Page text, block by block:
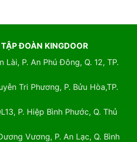
ĐOÀN KINGDOOR
Lài, P. An Phú Đông, Q. 12, TP.
Tri Phương, P. Bửu Hòa,TP.
P. Hiệp Bình Phước, Q. Thủ
Vương, P. An Lạc, Q. Bình